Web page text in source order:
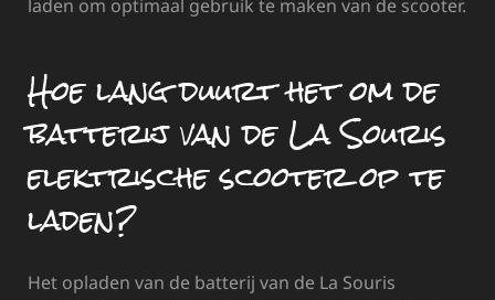
laden om optimaal gebruik te maken van de scooter.
Hoe lang duurt het om de
batterij van de La Souris
elektrische scooter op te
laden?
Het opladen van de batterij van de La Souris